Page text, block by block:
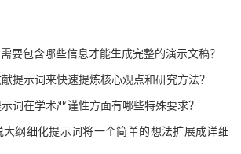
要包含哪些信息才能生成完整的演示文稿？
提示词来快速提炼核心观点和研究方法？
词在学术严谨性方面有哪些特殊要求？
纲细化提示词将一个简单的想法扩展成详细